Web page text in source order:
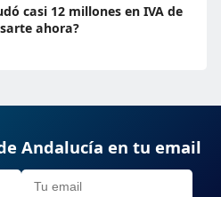
casi 12 millones en IVA de
ahora?
Andalucía en tu email